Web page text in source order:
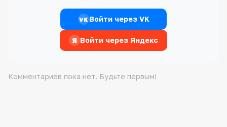
VKВойти через VK
Я Войти через Яндекс
Комментариев пока нет. Будьте первым!